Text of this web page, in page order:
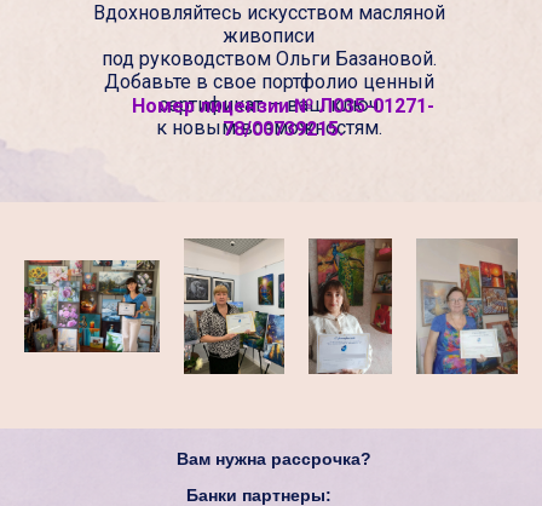
Вдохновляйтесь искусством масляной
живописи
под руководством Ольги Базановой.
Добавьте в свое портфолио ценный
сертификат — ваш ключ
к новым возможностям.
Номер лицензии № Л035-01271-
78/00739215.
Вам нужна рассрочка?
Банки партнеры: